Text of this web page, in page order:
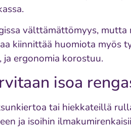
välttämättömyys, mutta
kiinnittää huomiota myös
ergonomia korostuu.
isoa
tai hiekkateillä
ja isoihin